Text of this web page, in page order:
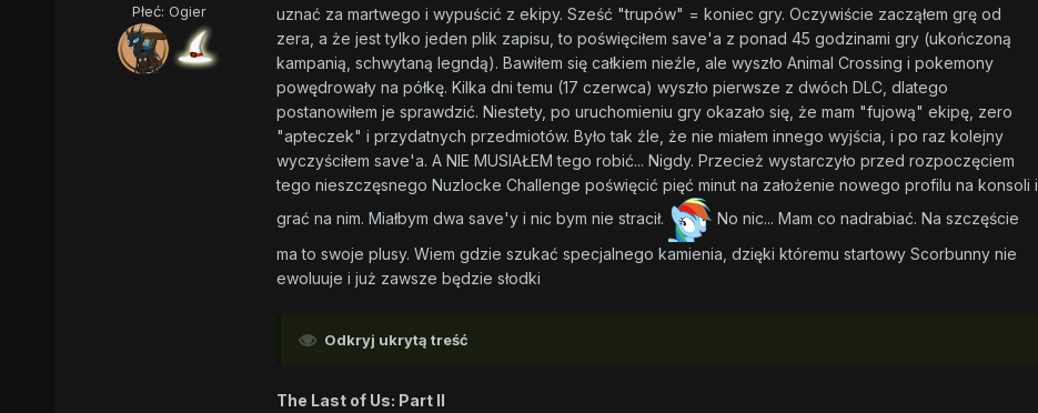
Płeć: Ogier
uznać za martwego i wypuścić z ekipy. Sześć "trupów" = koniec gry. Oczywiście zacząłem grę od
zera, a że jest tylko jeden plik zapisu, to poświęciłem save'a z ponad 45 godzinami gry (ukończoną
kampanią, schwytaną legndą). Bawiłem się całkiem nieźle, ale wyszło Animal Crossing i pokemony
powędrowały na półkę. Kilka dni temu (17 czerwca) wyszło pierwsze z dwóch DLC, dlatego
postanowiłem je sprawdzić. Niestety, po uruchomieniu gry okazało się, że mam "fujową" ekipę, zero
"apteczek" i przydatnych przedmiotów. Było tak źle, że nie miałem innego wyjścia, i po raz kolejny
wyczyściłem save'a. A NIE MUSIAŁEM tego robić... Nigdy. Przecież wystarczyło przed rozpoczęciem
tego nieszczęsnego Nuzlocke Challenge poświęcić pięć minut na założenie nowego profilu na konsoli i
grać na nim. Miałbym dwa save'y i nic bym nie stracił.
No nic... Mam co nadrabiać. Na szczęście
ma to swoje plusy. Wiem gdzie szukać specjalnego kamienia, dzięki któremu startowy Scorbunny nie
ewoluuje i już zawsze będzie słodki
Odkryj ukrytą treść
The Last of Us: Part II